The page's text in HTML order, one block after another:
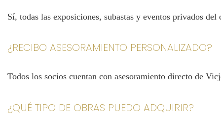
Sí, todas las exposiciones, subastas y eventos privados
¿RECIBO ASESORAMIENTO PERSONALIZADO?
Todos los socios cuentan con asesoramiento directo de
¿QUÉ TIPO DE OBRAS PUEDO ADQUIRIR?